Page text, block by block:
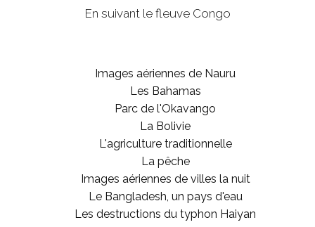
En suivant le fleuve Congo
Images aériennes de Nauru
Les Bahamas
Parc de l'Okavango
La Bolivie
L'agriculture traditionnelle
La pêche
Images aériennes de villes la nuit
Le Bangladesh, un pays d'eau
Les destructions du typhon Haiyan